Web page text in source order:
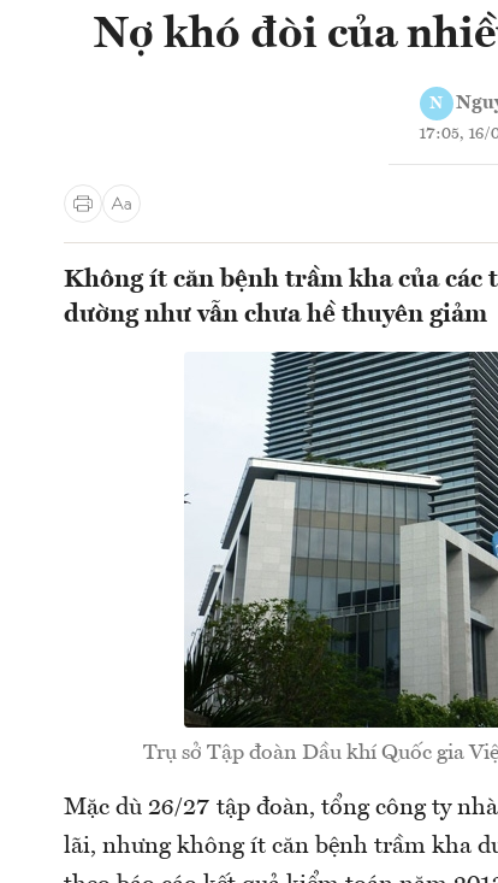
Nợ khó đòi của
N
17:05, 16/
Không ít căn bệnh trầm kha của các
dường như vẫn chưa hề thuyên giảm
Trụ sở Tập đoàn Dầu khí Quốc gia
Mặc dù 26/27 tập đoàn, tổng công ty
lãi, nhưng không ít căn bệnh trầm kha